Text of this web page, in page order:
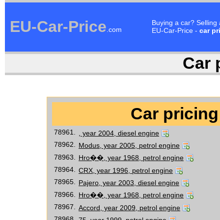
EU-Car-Price.com
Buying a car?
EU-Car-Price - car
Car
Car
78961.
, year 2004, diesel engine
78962.
Modus, year 2005, petrol engine
78963.
Hro��, year 1968, petrol engine
78964.
CRX, year 1996, petrol engine
78965.
Pajero, year 2003, diesel engine
78966.
Hro��, year 1968, petrol engine
78967.
Accord, year 2009, petrol engine